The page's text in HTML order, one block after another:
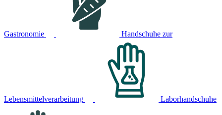
Gastronomie Handschuhe zur
Lebensmittelverarbeitung Laborhandschuhe